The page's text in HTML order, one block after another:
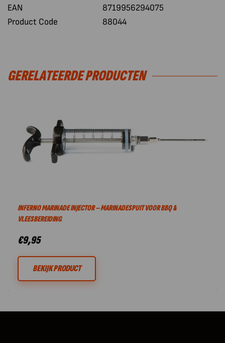
EAN
8719956294075
Product Code
88044
GERELATEERDE PRODUCTEN
INFERNO MARINADE INJECTOR – MARINADESPUIT VOOR BBQ &
VLEESBEREIDING
€9,95
BEKIJK PRODUCT